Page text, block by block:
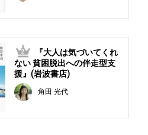
2
『大人は気づいてくれ
ない 貧困脱出への伴走型支
援』(岩波書店)
角田 光代